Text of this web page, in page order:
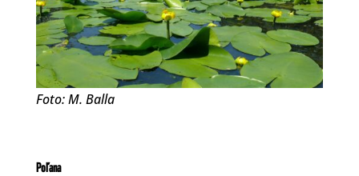
Foto: M. Balla
Poľana